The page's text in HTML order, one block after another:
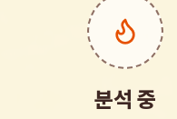
분석 중